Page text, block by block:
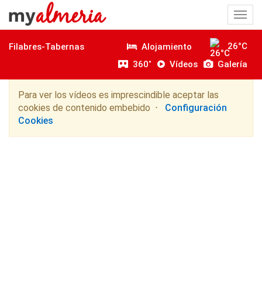
Filabres-Tabernas Alojamiento
26°C
360˚
Vídeos Galería
Para ver los vídeos es imprescindible aceptar las
cookies de contenido embebido ⋅ Configuración
Cookies